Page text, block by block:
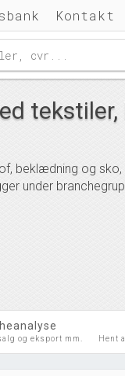
Kontakt
beklædning og
under
og eksport mm. Hent